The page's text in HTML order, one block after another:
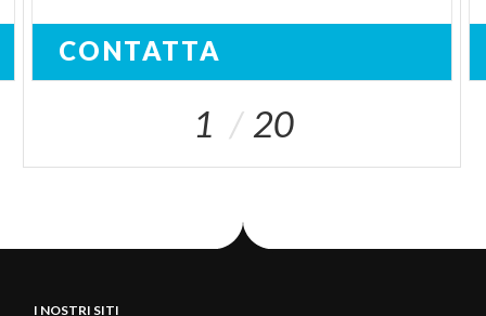
CONTATTA
1 20
I NOSTRI SITI